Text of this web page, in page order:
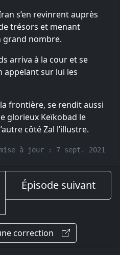
s’en revinrent auprès
trésors et menant
grand nombre.
arriva à la cour et se
appelant sur lui les
frontière, se rendit aussi
glorieux Keïkobad le
côté Zal l’illustre.
à jour : 7 sept. 2021
Épisode suivant
correction